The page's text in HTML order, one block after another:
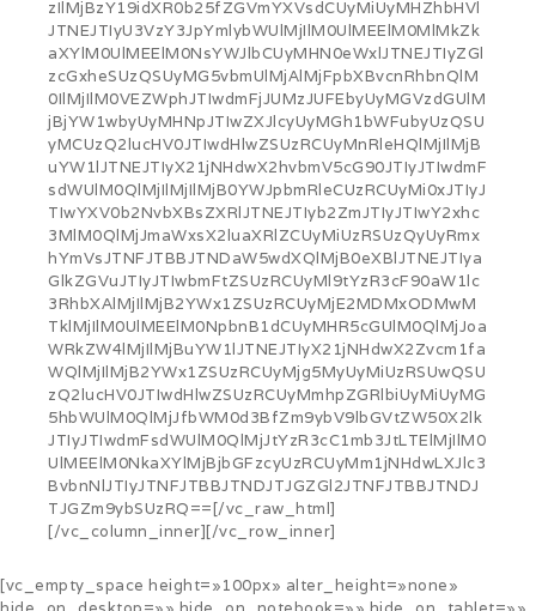
zIlMjBzY19idXR0b25fZGVmYXVsdCUyMiUyMHZhbHVl
JTNEJTIyU3VzY3JpYmlybWUlMjIlM0UlMEElM0MlMkZk
aXYlM0UlMEElM0NsYWJlbCUyMHN0eWxlJTNEJTIyZGl
zcGxheSUzQSUyMG5vbmUlMjAlMjFpbXBvcnRhbnQlM
0IlMjIlM0VEZWphJTIwdmFjJUMzJUFEbyUyMGVzdGUlM
jBjYW1wbyUyMHNpJTIwZXJlcyUyMGh1bWFubyUzQSU
yMCUzQ2lucHV0JTIwdHlwZSUzRCUyMnRleHQlMjIlMjB
uYW1lJTNEJTIyX21jNHdwX2hvbmV5cG90JTIyJTIwdmF
sdWUlM0QlMjIlMjIlMjB0YWJpbmRleCUzRCUyMi0xJTIyJ
TIwYXV0b2NvbXBsZXRlJTNEJTIyb2ZmJTIyJTIwY2xhc
3MlM0QlMjJmaWxsX2luaXRlZCUyMiUzRSUzQyUyRmx
hYmVsJTNFJTBBJTNDaW5wdXQlMjB0eXBlJTNEJTIya
GlkZGVuJTIyJTIwbmFtZSUzRCUyMl9tYzR3cF90aW1lc
3RhbXAlMjIlMjB2YWx1ZSUzRCUyMjE2MDMxODMwM
TklMjIlM0UlMEElM0NpbnB1dCUyMHR5cGUlM0QlMjJoa
WRkZW4lMjIlMjBuYW1lJTNEJTIyX21jNHdwX2Zvcm1fa
WQlMjIlMjB2YWx1ZSUzRCUyMjg5MyUyMiUzRSUwQSU
zQ2lucHV0JTIwdHlwZSUzRCUyMmhpZGRlbiUyMiUyMG
5hbWUlM0QlMjJfbWM0d3BfZm9ybV9lbGVtZW50X2lk
JTIyJTIwdmFsdWUlM0QlMjJtYzR3cC1mb3JtLTElMjIlM0
UlMEElM0NkaXYlMjBjbGFzcyUzRCUyMm1jNHdwLXJlc3
BvbnNlJTIyJTNFJTBBJTNDJTJGZGl2JTNFJTBBJTNDJ
TJGZm9ybSUzRQ==[/vc_raw_html]
[/vc_column_inner][/vc_row_inner]
[vc_empty_space height=»100px» alter_height=»none»